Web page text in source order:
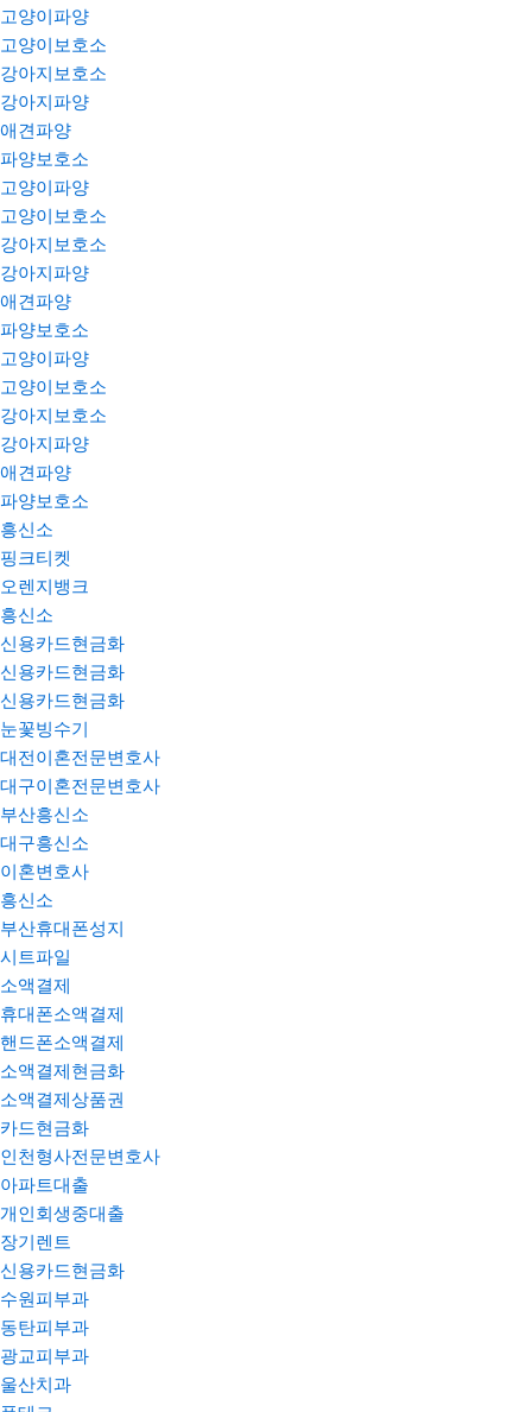
고양이파양
고양이보호소
강아지보호소
강아지파양
애견파양
파양보호소
고양이파양
고양이보호소
강아지보호소
강아지파양
애견파양
파양보호소
고양이파양
고양이보호소
강아지보호소
강아지파양
애견파양
파양보호소
흥신소
핑크티켓
오렌지뱅크
흥신소
신용카드현금화
신용카드현금화
신용카드현금화
눈꽃빙수기
대전이혼전문변호사
대구이혼전문변호사
부산흥신소
대구흥신소
이혼변호사
흥신소
부산휴대폰성지
시트파일
소액결제
휴대폰소액결제
핸드폰소액결제
소액결제현금화
소액결제상품권
카드현금화
인천형사전문변호사
아파트대출
개인회생중대출
장기렌트
신용카드현금화
수원피부과
동탄피부과
광교피부과
울산치과